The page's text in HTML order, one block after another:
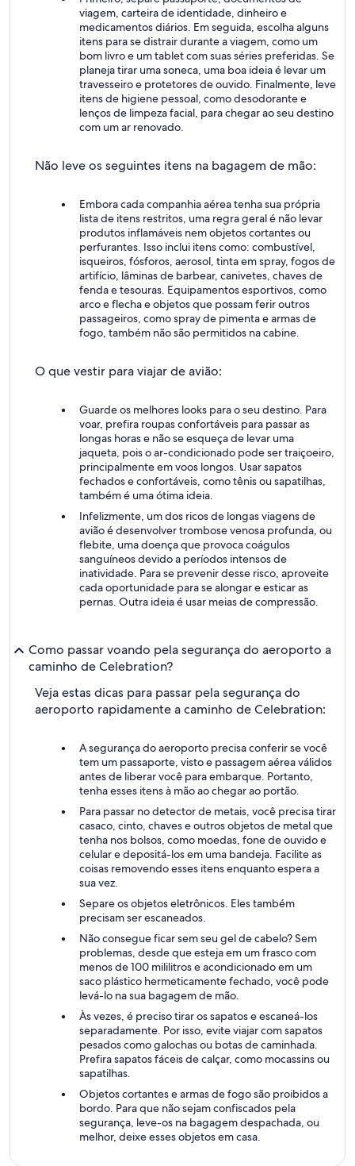
viagem, carteira de identidade, dinheiro e
medicamentos diários. Em seguida, escolha alguns
itens para se distrair durante a viagem, como um
bom livro e um tablet com suas séries preferidas. Se
planeja tirar uma soneca, uma boa ideia é levar um
travesseiro e protetores de ouvido. Finalmente, leve
itens de higiene pessoal, como desodorante e
lenços de limpeza facial, para chegar ao seu destino
com um ar renovado.
Não leve os seguintes itens na bagagem de mão:
Embora cada companhia aérea tenha sua própria
lista de itens restritos, uma regra geral é não levar
produtos inflamáveis nem objetos cortantes ou
perfurantes. Isso inclui itens como: combustível,
isqueiros, fósforos, aerosol, tinta em spray, fogos de
artifício, lâminas de barbear, canivetes, chaves de
fenda e tesouras. Equipamentos esportivos, como
arco e flecha e objetos que possam ferir outros
passageiros, como spray de pimenta e armas de
fogo, também não são permitidos na cabine.
O que vestir para viajar de avião:
Guarde os melhores looks para o seu destino. Para
voar, prefira roupas confortáveis para passar as
longas horas e não se esqueça de levar uma
jaqueta, pois o ar-condicionado pode ser traiçoeiro,
principalmente em voos longos. Usar sapatos
fechados e confortáveis, como tênis ou sapatilhas,
também é uma ótima ideia.
Infelizmente, um dos ricos de longas viagens de
avião é desenvolver trombose venosa profunda, ou
flebite, uma doença que provoca coágulos
sanguíneos devido a períodos intensos de
inatividade. Para se prevenir desse risco, aproveite
cada oportunidade para se alongar e esticar as
pernas. Outra ideia é usar meias de compressão.
Como passar voando pela segurança do aeroporto a
caminho de Celebration?
Veja estas dicas para passar pela segurança do
aeroporto rapidamente a caminho de Celebration:
A segurança do aeroporto precisa conferir se você
tem um passaporte, visto e passagem aérea válidos
antes de liberar você para embarque. Portanto,
tenha esses itens à mão ao chegar ao portão.
Para passar no detector de metais, você precisa tirar
casaco, cinto, chaves e outros objetos de metal que
tenha nos bolsos, como moedas, fone de ouvido e
celular e depositá-los em uma bandeja. Facilite as
coisas removendo esses itens enquanto espera a
sua vez.
Separe os objetos eletrônicos. Eles também
precisam ser escaneados.
Não consegue ficar sem seu gel de cabelo? Sem
problemas, desde que esteja em um frasco com
menos de 100 mililitros e acondicionado em um
saco plástico hermeticamente fechado, você pode
levá-lo na sua bagagem de mão.
Às vezes, é preciso tirar os sapatos e escaneá-los
separadamente. Por isso, evite viajar com sapatos
pesados como galochas ou botas de caminhada.
Prefira sapatos fáceis de calçar, como mocassins ou
sapatilhas.
Objetos cortantes e armas de fogo são proibidos a
bordo. Para que não sejam confiscados pela
segurança, leve-os na bagagem despachada, ou
melhor, deixe esses objetos em casa.